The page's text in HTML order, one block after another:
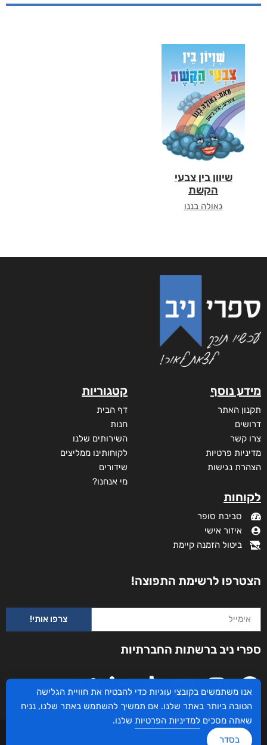
שיוון בין צבעי
הקשת
גאולה בננו
מידע נוסף
תקנון האתר
דרושים
צרו קשר
מדיניות פרטיות
הצהרת נגישות
לקוחות
סביבת סופר
איזור אישי
ביטול הזמנה קיימת
קטגוריות
דף הבית
חנות
השירותים שלנו
לקוחותינו ממליצים
שידורים
מי אנחנו?
הצטרפו לרשימת התפוצה!
צרפו אותי!
ספרי ניב ברשתות החברתיות
עיצוב ובניית האתר: ספרי ניב © כל הזכויות שמורות. בוקסאי טכנולוגיות בע"מ שד אבא
אנו משתמשים בקובצי עוגיות כדי להבטיח את חוויית הגלישה
הטובה ביותר באתר שלנו. אם תמשיך להשתמש באתר שלנו, נניח
שאתה מסכים למדיניות הפרטיות שלנו.
בסדר